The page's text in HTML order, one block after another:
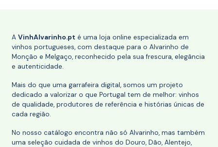
A VinhAlvarinho.pt é uma loja online especializada em
vinhos portugueses, com destaque para o Alvarinho de
Monção e Melgaço, reconhecido pela sua frescura, elegância
e autenticidade.
Mais do que uma garrafeira digital, somos um projeto
dedicado a valorizar o que Portugal tem de melhor: vinhos
de qualidade, produtores de referência e histórias únicas de
cada região.
No nosso catálogo encontra não só Alvarinho, mas também
uma seleção cuidada de vinhos do Douro, Dão, Alentejo,